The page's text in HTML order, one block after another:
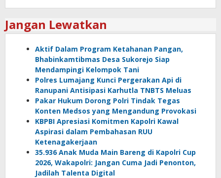
Jangan Lewatkan
Aktif Dalam Program Ketahanan Pangan,
Bhabinkamtibmas Desa Sukorejo Siap
Mendampingi Kelompok Tani
Polres Lumajang Kunci Pergerakan Api di
Ranupani Antisipasi Karhutla TNBTS Meluas
Pakar Hukum Dorong Polri Tindak Tegas
Konten Medsos yang Mengandung Provokasi
KBPBI Apresiasi Komitmen Kapolri Kawal
Aspirasi dalam Pembahasan RUU
Ketenagakerjaan
35.936 Anak Muda Main Bareng di Kapolri Cup
2026, Wakapolri: Jangan Cuma Jadi Penonton,
Jadilah Talenta Digital